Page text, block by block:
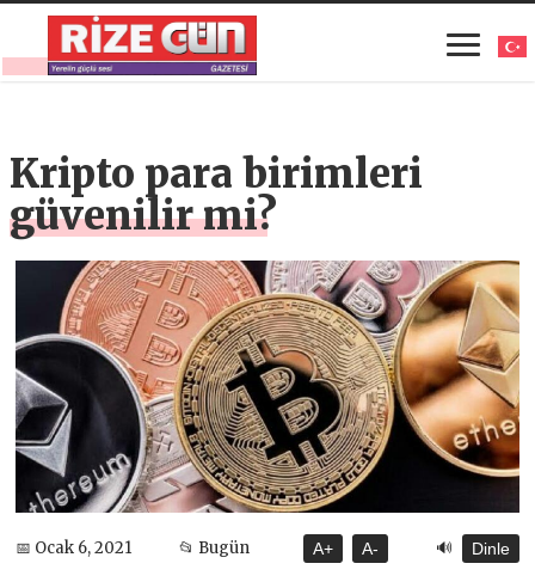
Kripto para birimleri
güvenilir mi?
📅 Ocak 6, 2021 📂 Bugün A+ A- 🔊 Dinle